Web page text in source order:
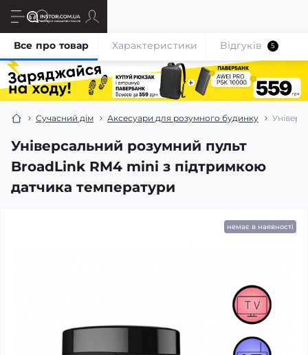
Сучасний дім Аксесуари для розумного будинку
Універсальний розумний пульт
BroadLink RM4 mini з підтримкою
датчика температури
Все про товар Характеристики Відгуків 5
немає в наявності